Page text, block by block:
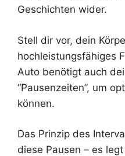
Geschichten wider.
Stell dir vor, dein
hochleistungsfähiges
Auto benötigt auch
“Pausenzeiten”, um
können.
Das Prinzip des
diese Pausen – es